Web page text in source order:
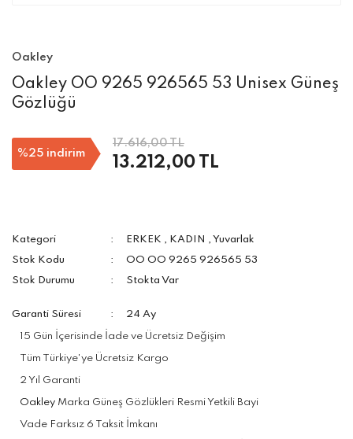
Oakley
Oakley OO 9265 926565 53 Unisex Güneş
Gözlüğü
%25 indirim
17.616,00 TL
13.212,00 TL
Kategori ERKEK , KADIN ,Yuvarlak
Stok Kodu
OO OO 9265 926565 53
Stok Durumu
Stokta Var
Garanti Süresi 24 Ay
15 Gün İçerisinde İade ve Ücretsiz Değişim
Tüm Türkiye'ye Ücretsiz Kargo
2 Yıl Garanti
Oakley Marka Güneş Gözlükleri Resmi Yetkili Bayi
Vade Farksız 6 Taksit İmkanı